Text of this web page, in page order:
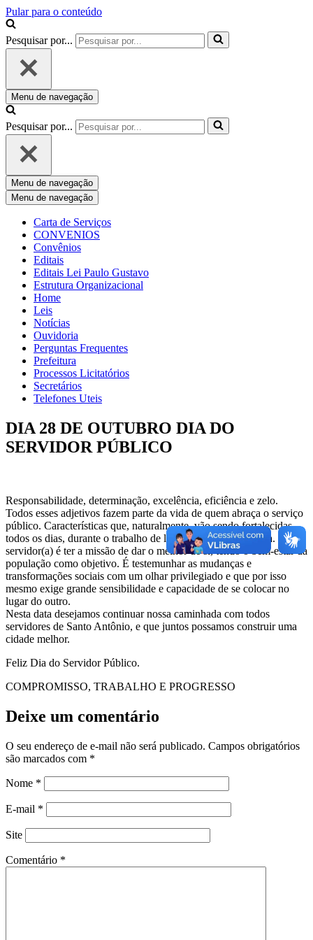
Pular para o conteúdo
Pesquisar por...
Menu de navegação
Pesquisar por...
Menu de navegação
Menu de navegação
Carta de Serviços
CONVENIOS
Convênios
Editais
Editais Lei Paulo Gustavo
Estrutura Organizacional
Home
Leis
Notícias
Ouvidoria
Perguntas Frequentes
Prefeitura
Processos Licitatórios
Secretários
Telefones Uteis
DIA 28 DE OUTUBRO DIA DO
SERVIDOR PÚBLICO
Responsabilidade, determinação, excelência, eficiência e zelo.
Todos esses adjetivos fazem parte da vida de quem abraça o serviço
público. Características que, naturalmente, vão sendo fortalecidas
todos os dias, durante o trabalho de lidar com a coisa pública. Ser
servidor(a) é ter a missão de dar o melhor de si, tendo o bem-estar da
população como objetivo. É testemunhar as mudanças e
transformações sociais com um olhar privilegiado e que por isso
mesmo exige grande sensibilidade e capacidade de se colocar no
lugar do outro.
Nesta data desejamos continuar nossa caminhada com todos
servidores de Santo Antônio, e que juntos possamos construir uma
cidade melhor.
Feliz Dia do Servidor Público.
COMPROMISSO, TRABALHO E PROGRESSO
Deixe um comentário
O seu endereço de e-mail não será publicado. Campos obrigatórios
são marcados com *
Nome *
E-mail *
Site
Comentário *